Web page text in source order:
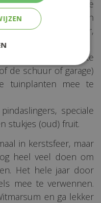
je hulp nodig bij je
over het algemeen
dan in het voorjaar,
plannen heeft.
noppenfolie, jute
de schuur of garage)
tuinplanten mee te
speciale
stukjes (oud) fruit.
in kerstsfeer, maar
heel veel doen om
Het hele jaar door
mee te verwennen.
en ga lekker